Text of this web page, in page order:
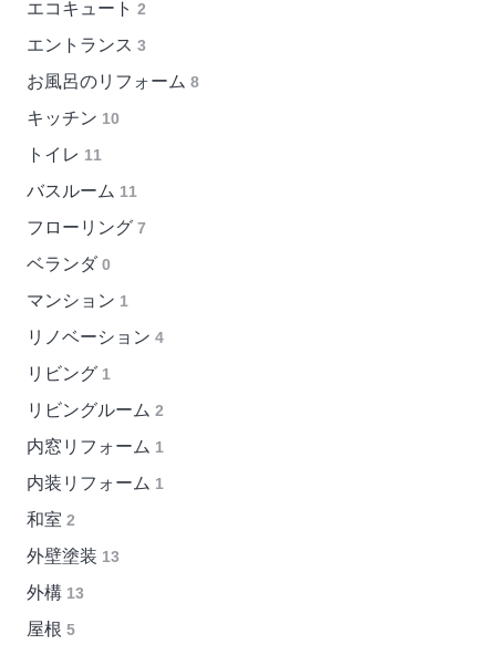
エコキュート 2
エントランス 3
お風呂のリフォーム 8
キッチン 10
トイレ 11
バスルーム 11
フローリング 7
ベランダ 0
マンション 1
リノベーション 4
リビング 1
リビングルーム 2
内窓リフォーム 1
内装リフォーム 1
和室 2
外壁塗装 13
外構 13
屋根 5